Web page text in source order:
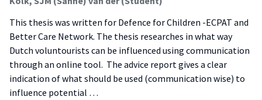
This thesis was written for Defence for Children -ECPAT and
Better Care Network. The thesis researches in what way
Dutch voluntourists can be influenced using communication
through an online tool. The advice report gives a clear
indication of what should be used (communication wise) to
influence potential …